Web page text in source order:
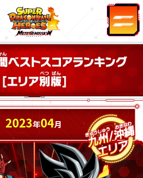
2023年04月